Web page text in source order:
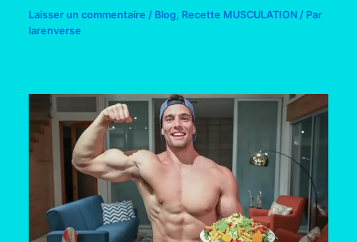
Laisser un commentaire / Blog, Recette MUSCULATION / Par
larenverse